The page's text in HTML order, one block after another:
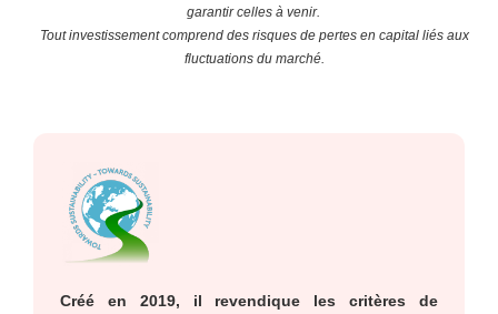
garantir celles à venir.
Tout investissement comprend des risques de pertes en capital liés aux
fluctuations du marché.
Créé en 2019, il revendique les critères de